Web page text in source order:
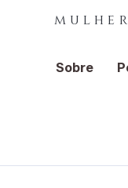
Sobre